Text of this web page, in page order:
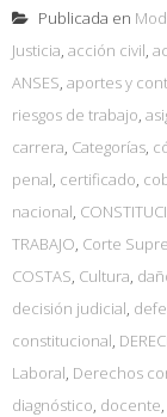
Publicada en
Justicia, acción civil,
ANSES, aportes y
riesgos de trabajo,
carrera, Categorías,
penal, certificado,
nacional,
TRABAJO, Corte
COSTAS, Cultura,
decisión judicial,
constitucional,
Laboral, Derechos
diagnóstico, docente,